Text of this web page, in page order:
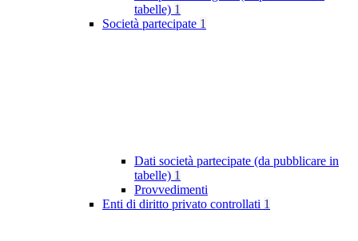
tabelle) 1
Società partecipate 1
Dati società partecipate (da pubblicare in
tabelle) 1
Provvedimenti
Enti di diritto privato controllati 1